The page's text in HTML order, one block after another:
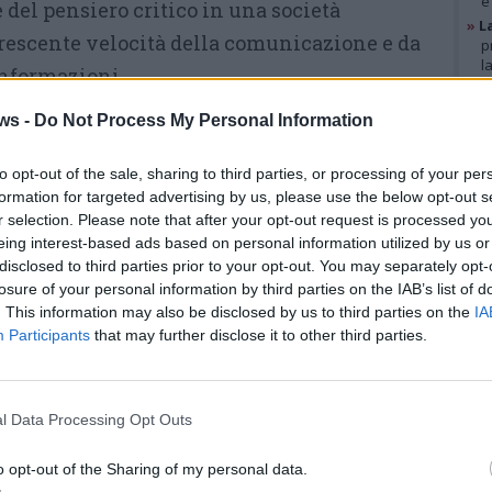
- Do Not Process My Personal Information
opt-out of the sale, sharing to third parties, or processing of your
for targeted advertising by us, please use the below opt-out
selection. Please note that after your opt-out request is processed
interest-based ads based on personal information utilized by us
to third parties prior to your opt-out. You may separately
of your personal information by third parties on the IAB’s list of
This information may also be disclosed by us to third parties on the
Participants that may further disclose it to other third parties.
Data Processing Opt Outs
opt-out of the Sharing of my personal data.
del pensiero critico in una società
velocità della comunicazione e da
sarannoDaniele Marantelli, già deputato
membro del comitato direttivo di
professoreLelio Demichelise la segretaria
di VareseAlice Bernardoni.
uno spazio di riflessione sugli strumenti
i cambiamenti che
dalle trasformazioni
sfide della politica e della partecipazione
21, il dibattito si sposterà invece
»